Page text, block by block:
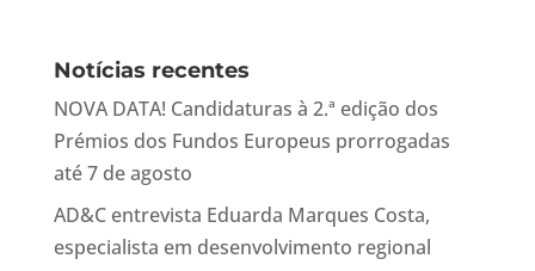
Notícias recentes
NOVA DATA! Candidaturas à 2.ª edição dos
Prémios dos Fundos Europeus prorrogadas
até 7 de agosto
AD&C entrevista Eduarda Marques Costa,
especialista em desenvolvimento regional